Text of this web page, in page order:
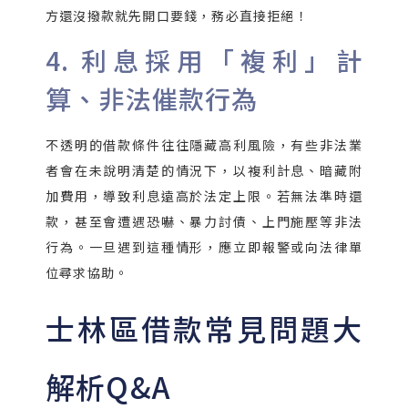
方還沒撥款就先開口要錢，務必直接拒絕！
4. 利息採用「複利」計
算、非法催款行為
不透明的借款條件往往隱藏高利風險，有些非法業
者會在未說明清楚的情況下，以複利計息、暗藏附
加費用，導致利息遠高於法定上限。若無法準時還
款，甚至會遭遇恐嚇、暴力討債、上門施壓等非法
行為。一旦遇到這種情形，應立即報警或向法律單
位尋求協助。
士林區借款常見問題大
解析Q&A